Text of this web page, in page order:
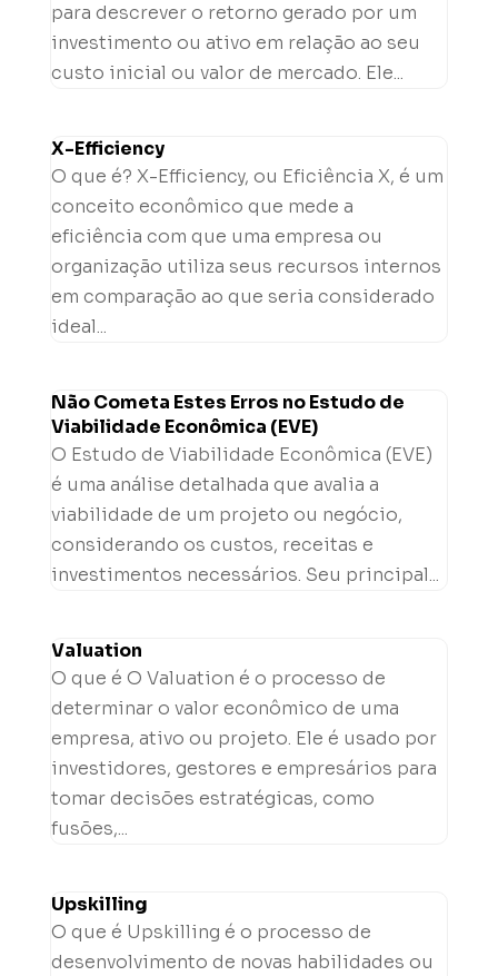
para descrever o retorno gerado por um
investimento ou ativo em relação ao seu
custo inicial ou valor de mercado. Ele...
X-Efficiency
O que é? X-Efficiency, ou Eficiência X, é um
conceito econômico que mede a
eficiência com que uma empresa ou
organização utiliza seus recursos internos
em comparação ao que seria considerado
ideal...
Não Cometa Estes Erros no Estudo de
Viabilidade Econômica (EVE)
O Estudo de Viabilidade Econômica (EVE)
é uma análise detalhada que avalia a
viabilidade de um projeto ou negócio,
considerando os custos, receitas e
investimentos necessários. Seu principal...
Valuation
O que é O Valuation é o processo de
determinar o valor econômico de uma
empresa, ativo ou projeto. Ele é usado por
investidores, gestores e empresários para
tomar decisões estratégicas, como
fusões,...
Upskilling
O que é Upskilling é o processo de
desenvolvimento de novas habilidades ou